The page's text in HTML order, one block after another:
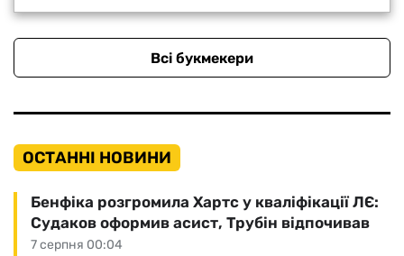
Всі букмекери
ОСТАННІ НОВИНИ
7 серпня 00:04
Бенфіка розгромила Хартс у кваліфікації ЛЄ:
Судаков оформив асист, Трубін відпочивав